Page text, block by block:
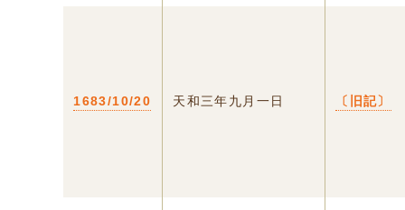
1683/10/20 天和三年九月一日 〔旧記〕